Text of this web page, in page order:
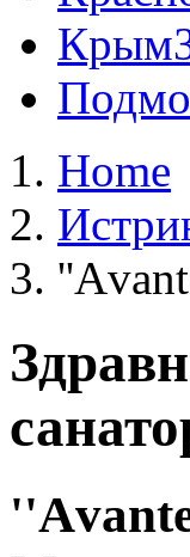
Крым
Home